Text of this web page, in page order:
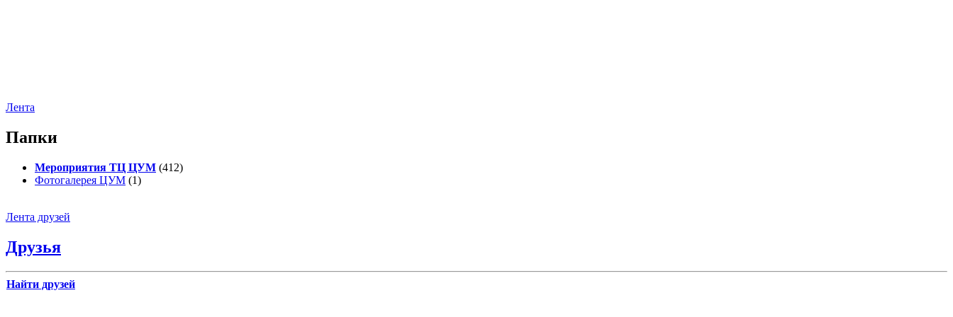
Лента
Папки
Мероприятия ТЦ ЦУМ (412)
Фотогалерея ЦУМ (1)
Лента друзей
Друзья
Найти друзей